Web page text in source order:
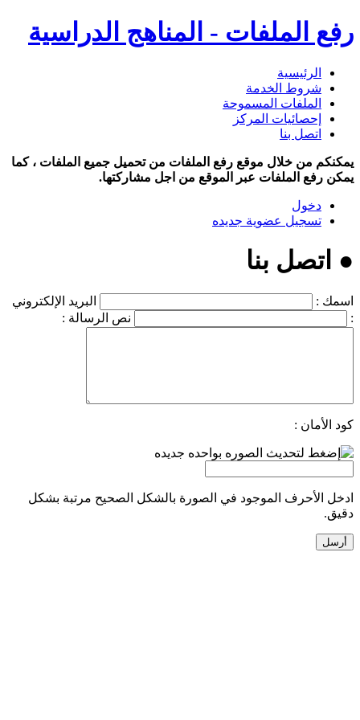
رفع الملفات - المناهج الدراسية
الرئيسية
شروط الخدمة
الملفات المسموحة
إحصائيات المركز
اتصل بنا
يمكنكم من خلال موقع رفع الملفات من تحميل جميع الملفات ، كما
يمكن رفع الملفات عبر الموقع من اجل مشاركتها.
دخول
تسجيل عضوية جديده
● اتصل بنا
اسمك :
البريد الإلكتروني
:
نص الرسالة :
كود الأمان :
ادخل الأحرف الموجود في الصورة بالشكل الصحيح مرتبة بشكل
دقيق.